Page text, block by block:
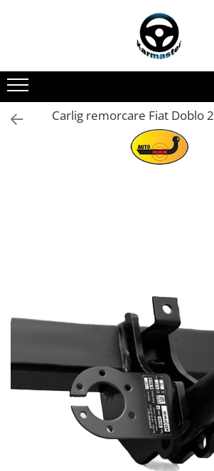
Accesorii carlige de remorcare
Accesorii cutii portbagaj
Accesorii remorci
Carlige Chery
Carlige Chevrolet
Carlige Chrysler
Carlig remorcare Fiat Doblo